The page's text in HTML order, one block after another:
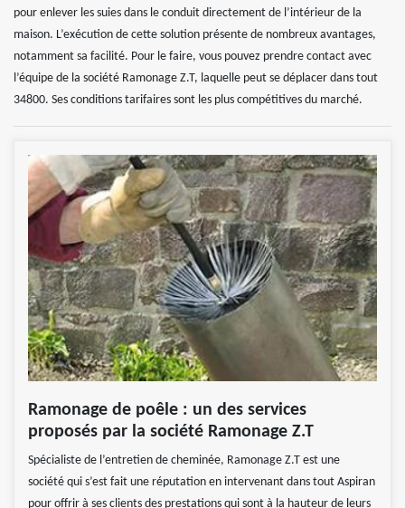
pour enlever les suies dans le conduit directement de l’intérieur de la
maison. L’exécution de cette solution présente de nombreux avantages,
notamment sa facilité. Pour le faire, vous pouvez prendre contact avec
l’équipe de la société Ramonage Z.T, laquelle peut se déplacer dans tout
34800. Ses conditions tarifaires sont les plus compétitives du marché.
Ramonage de poêle : un des services
proposés par la société Ramonage Z.T
Spécialiste de l’entretien de cheminée, Ramonage Z.T est une
société qui s’est fait une réputation en intervenant dans tout Aspiran
pour offrir à ses clients des prestations qui sont à la hauteur de leurs